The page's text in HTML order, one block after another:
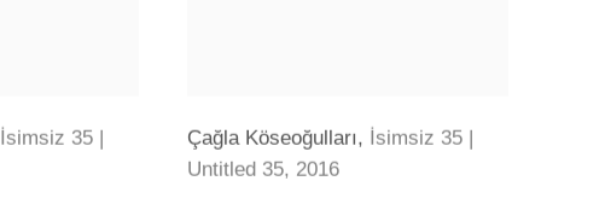
İsimsiz 35 |
Çağla Köseoğulları, İsimsiz 35 |
Untitled 35, 2016